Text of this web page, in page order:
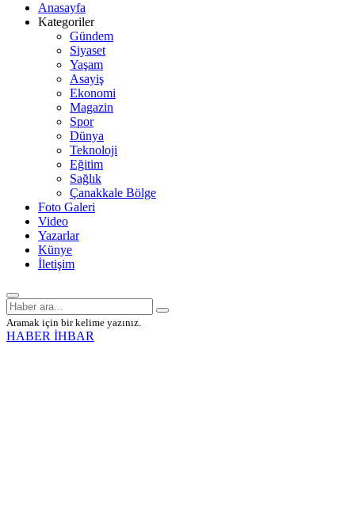
Anasayfa
Kategoriler
Gündem
Siyaset
Yaşam
Asayiş
Ekonomi
Magazin
Spor
Dünya
Teknoloji
Eğitim
Sağlık
Çanakkale Bölge
Foto Galeri
Video
Yazarlar
Künye
İletişim
Aramak için bir kelime yazınız.
HABER İHBAR